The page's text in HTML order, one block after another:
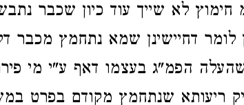
לא שייך עוד כיון שכבר
לומר דחיישינן שמא נתחמץ מכבר
הפמ"ג בעצמו דאף ע"י מי
ריעותא שנתחמץ מקודם בפרט